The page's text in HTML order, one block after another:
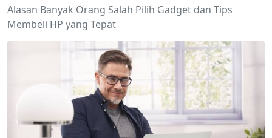
Alasan Banyak Orang Salah Pilih Gadget dan Tips
Membeli HP yang Tepat